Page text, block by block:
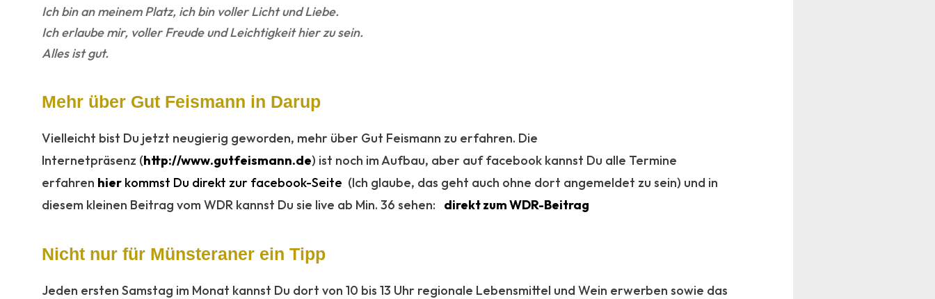
Ich bin an meinem Platz, ich bin voller Licht und Liebe.
Ich erlaube mir, voller Freude und Leichtigkeit hier zu sein.
Alles ist gut.
Mehr über Gut Feismann in Darup
Vielleicht bist Du jetzt neugierig geworden, mehr über Gut Feismann zu erfahren. Die
Internetpräsenz (http://www.gutfeismann.de) ist noch im Aufbau, aber auf facebook kannst Du alle Termine
erfahren hier kommst Du direkt zur facebook-Seite (Ich glaube, das geht auch ohne dort angemeldet zu sein) und in
diesem kleinen Beitrag vom WDR kannst Du sie live ab Min. 36 sehen: direkt zum WDR-Beitrag
Nicht nur für Münsteraner ein Tipp
Jeden ersten Samstag im Monat kannst Du dort von 10 bis 13 Uhr regionale Lebensmittel und Wein erwerben sowie das